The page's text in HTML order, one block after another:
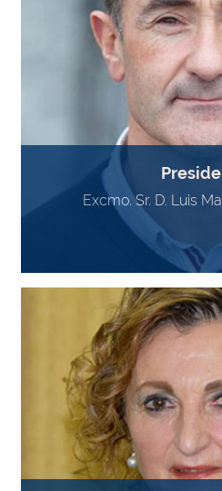
Excmo. Sr. D. Luis